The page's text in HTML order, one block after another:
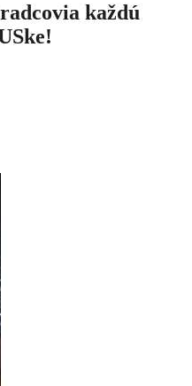
každú